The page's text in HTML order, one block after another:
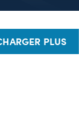
PLUS